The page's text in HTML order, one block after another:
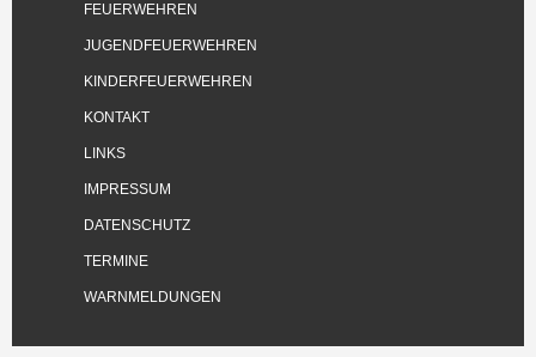
FEUERWEHREN
JUGENDFEUERWEHREN
KINDERFEUERWEHREN
KONTAKT
LINKS
IMPRESSUM
DATENSCHUTZ
TERMINE
WARNMELDUNGEN